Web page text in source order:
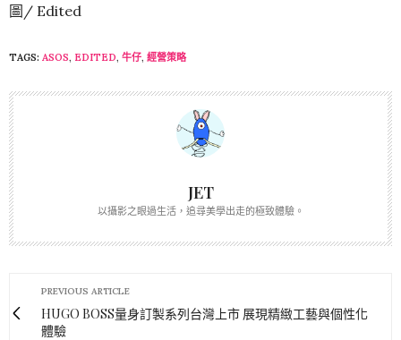
圖/ Edited
TAGS: ASOS, EDITED, 牛仔, 經營策略
JET
以攝影之眼過生活，追尋美學出走的極致體驗。
PREVIOUS ARTICLE
HUGO BOSS量身訂製系列台灣上市 展現精緻工藝與個性化
體驗